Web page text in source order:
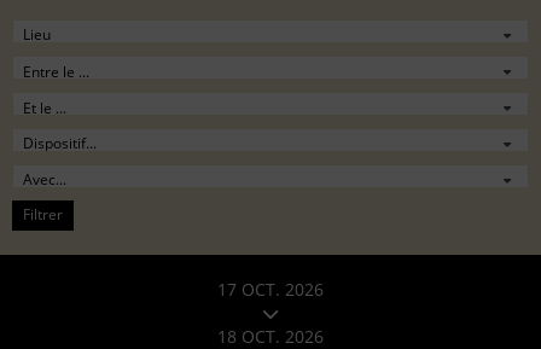
Filtrer
17 OCT. 2026
18 OCT. 2026